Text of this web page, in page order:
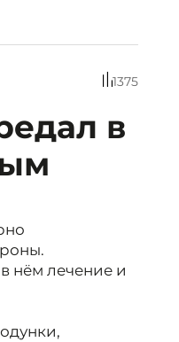
1375
в
нём лечение и